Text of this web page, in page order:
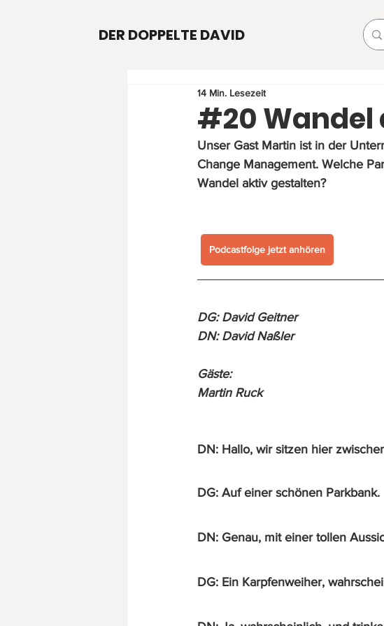
DER DOPPELTE DAVID
#20
14 Min. Lesezeit
Unser Gast Martin ist in der
Change Management. Welche
Wandel aktiv gestalten?
Podcastfolge jetzt anhören
DG: David Geitner
DN: David Naßler
Gäste:
Martin Ruck
DN: Hallo, wir sitzen hier
DG: Auf einer schönen Parkbank.
DN: Genau, mit einer tollen
DG: Ein Karpfenweiher,